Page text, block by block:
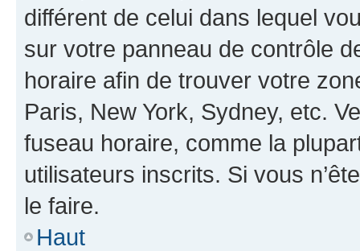
différent de celui dans lequel
sur votre panneau de contrôle
horaire afin de trouver votre
Paris, New York, Sydney, etc.
fuseau horaire, comme la
utilisateurs inscrits. Si vous
le faire.
Haut